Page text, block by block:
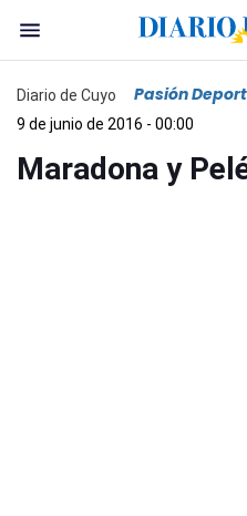
Diario de Cuyo Pasión
9 de junio de 2016 - 00:00
Maradona y